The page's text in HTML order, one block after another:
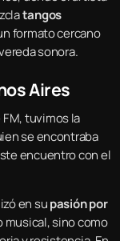
tangos
formato cercano
sonora.
Aires
tuvimos la
se encontraba
encuentro con el
en supasión por
musical, sino como